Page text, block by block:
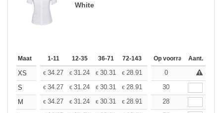
White
Maat 1-11 12-35 36-71 72-143 144-287 288 + Meer
Op voorraadAant.
XS € 34.27 € 31.24 € 30.31 € 28.91 27.28
0
S
€ 34.27 € 31.24 € 30.31 € 28.91 27.28
30
M
€ 34.27 € 31.24 € 30.31 € 28.91 27.28
28